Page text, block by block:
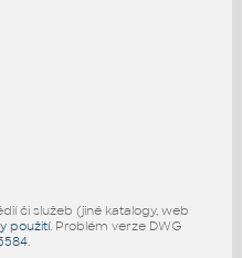
či služeb (jiné katalogy, web
použití. Problém verze DWG
.